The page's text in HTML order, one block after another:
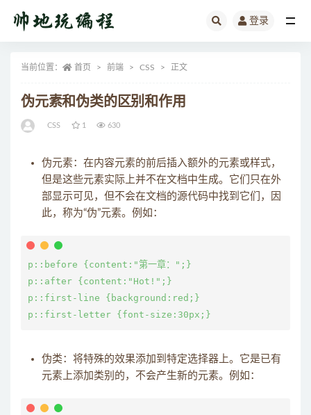
登录
当前位置： 首页 前端 CSS 正文
伪元素和伪类的区别和作用
CSS 1 630
伪元素：在内容元素的前后插入额外的元素或样式，
但是这些元素实际上并不在文档中生成。它们只在外
部显示可见，但不会在文档的源代码中找到它们，因
此，称为“伪”元素。例如：
p::before {content:"第一章：";}
p::after {content:"Hot!";}
p::first-line {background:red;}
伪类：将特殊的效果添加到特定选择器上。它是已有
元素上添加类别的，不会产生新的元素。例如：